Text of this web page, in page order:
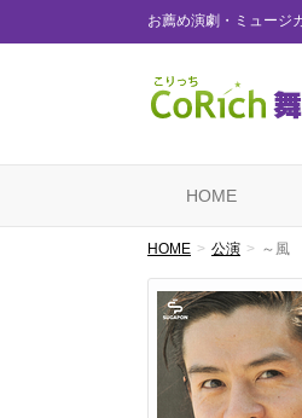
お薦め演劇・ミュージ
HOME
HOME 公演 ～風